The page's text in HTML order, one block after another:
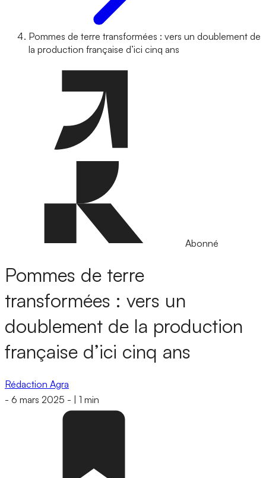
Pommes de terre transformées : vers un doublement de
la production française d’ici cinq ans
Abonné
Pommes de terre
transformées : vers un
doublement de la production
française d’ici cinq ans
Rédaction Agra
- 6 mars 2025 - 1 min